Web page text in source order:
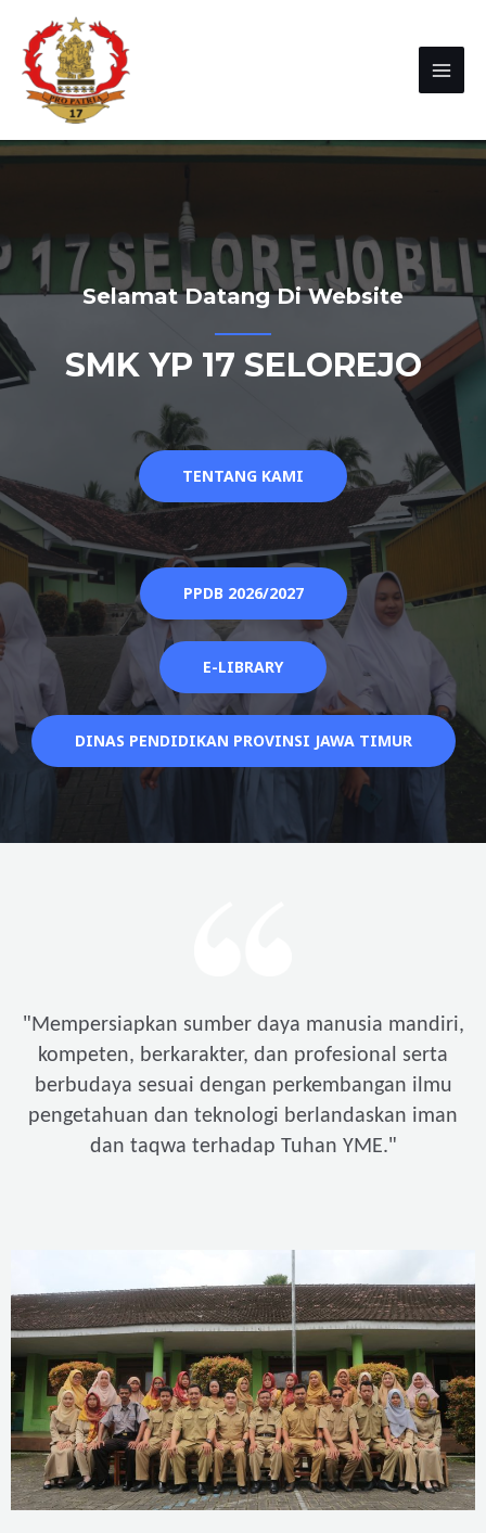
Selamat Datang Di Website
SMK YP 17 SELOREJO
TENTANG KAMI
PPDB 2026/2027
E-LIBRARY
DINAS PENDIDIKAN PROVINSI JAWA TIMUR
"Mempersiapkan sumber daya manusia mandiri,
kompeten, berkarakter, dan profesional serta
berbudaya sesuai dengan perkembangan ilmu
pengetahuan dan teknologi berlandaskan iman
dan taqwa terhadap Tuhan YME."